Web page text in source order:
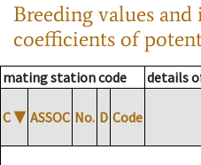
Breeding values
coefficients of
mating station code details
C ▼ ASSOC No. D Code